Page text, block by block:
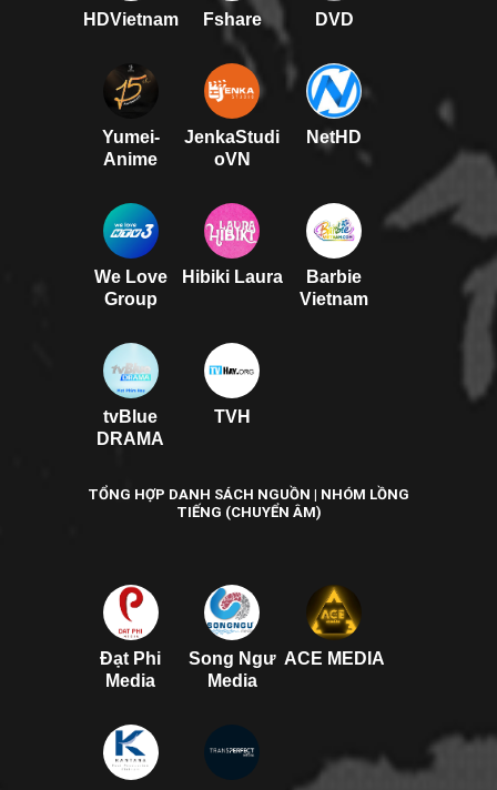
HDVietnam Fshare DVD
Yumei-
Anime
JenkaStudi
oVN
NetHD
We Love
Group
Hibiki Laura
Barbie
Vietnam
tvBlue
DRAMA
TVH
TỔNG HỢP DANH SÁCH NGUỒN | NHÓM LỒNG
TIẾNG (CHUYỂN ÂM)
Đạt Phi
Media
Song Ngư
Media
ACE MEDIA